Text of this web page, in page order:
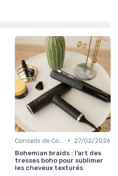
•
27/02/2026
Bohemian braids : l’art des
tresses boho pour sublimer
les cheveux texturés